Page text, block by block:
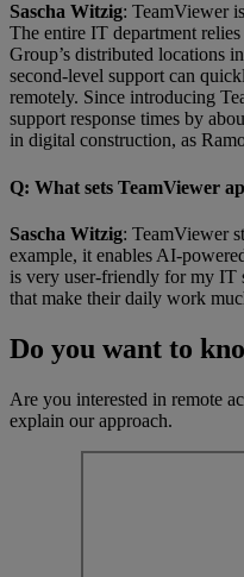
Sascha Witzig: TeamViewer
The entire IT department
Group’s distributed locations
second-level support can
remotely. Since introducing
support response times by
in digital construction, as
Q: What sets TeamViewer
Sascha Witzig: TeamViewer
example, it enables AI-
is very user-friendly for my IT
that make their daily work
Do you want to
Are you interested in remote
explain our approach.